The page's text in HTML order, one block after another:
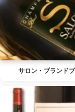
サロン・ブランド